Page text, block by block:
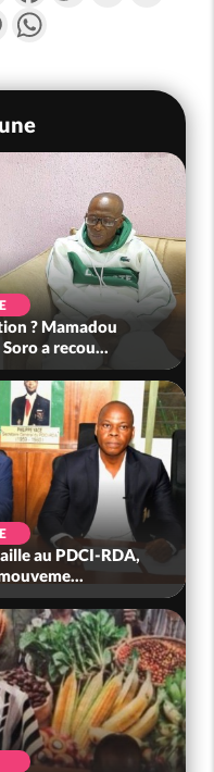
Messenger
? Mamadou
a recou...
au PDCI-RDA,